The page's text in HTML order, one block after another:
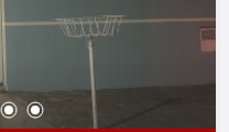
mediante acordo.
venda ou
Costa Esmeralda,
oportunidade
e proximidade